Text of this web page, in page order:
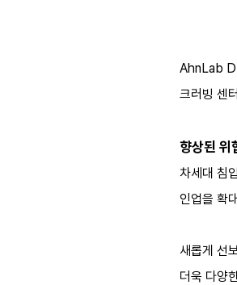
AhnLab
크러빙 센
향상된
차세대 침
인업을 확
새롭게 선
더욱 다양